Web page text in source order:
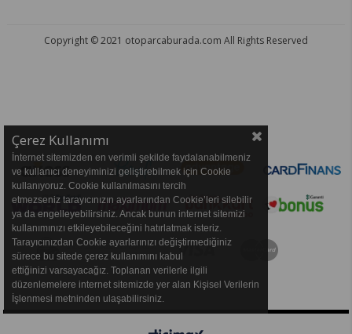
Copyright © 2021 otoparcaburada.com All Rights Reserved
Çerez Kullanımı
İnternet sitemizden en verimli şekilde faydalanabilmeniz
ve kullanıcı deneyiminizi geliştirebilmek için Cookie
kullanıyoruz. Cookie kullanılmasını tercih
etmezseniz tarayıcınızın ayarlarından Cookie’leri silebilir
ya da engelleyebilirsiniz. Ancak bunun internet sitemizi
kullanımınızı etkileyebileceğini hatırlatmak isteriz.
Tarayıcınızdan Cookie ayarlarınızı değiştirmediğiniz
sürece bu sitede çerez kullanımını kabul
ettiğinizi varsayacağız. Toplanan verilerle ilgili
düzenlemelere internet sitemizde yer alan Kişisel Verilerin
İşlenmesi metninden ulaşabilirsiniz.